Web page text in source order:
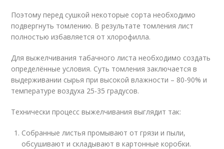
Поэтому перед сушкой некоторые сорта необходимо
подвергнуть томлению. В результате томления лист
полностью избавляется от хлорофилла.
Для выжелчивания табачного листа необходимо создать
определённые условия. Суть томления заключается в
выдерживании сырья при высокой влажности – 80-90% и
температуре воздуха 25-35 градусов.
Технически процесс выжелчивания выглядит так:
Собранные листья промывают от грязи и пыли,
обсушивают и складывают в картонные коробки.